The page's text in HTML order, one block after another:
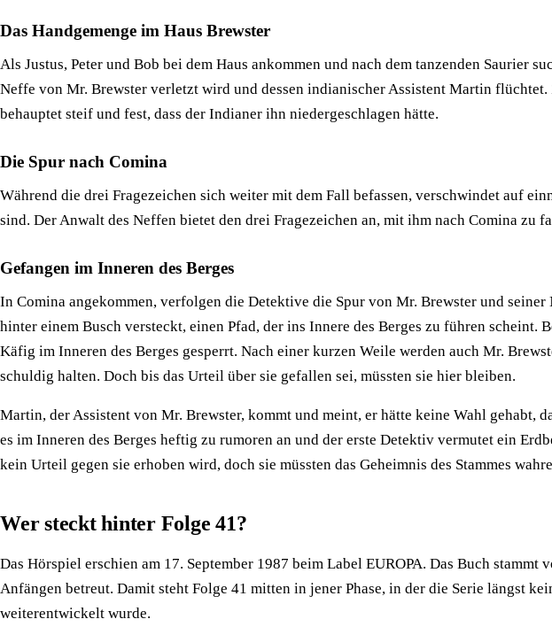
Das Handgemenge im Haus Brewster
Als Justus, Peter und Bob bei dem Haus ankommen und nach dem tanzenden Saurier
Neffe von Mr. Brewster verletzt wird und dessen indianischer Assistent Martin
behauptet steif und fest, dass der Indianer ihn niedergeschlagen hätte.
Die Spur nach Comina
Während die drei Fragezeichen sich weiter mit dem Fall befassen, verschwindet auf
sind. Der Anwalt des Neffen bietet den drei Fragezeichen an, mit ihm nach Comina zu
Gefangen im Inneren des Berges
In Comina angekommen, verfolgen die Detektive die Spur von Mr. Brewster und
hinter einem Busch versteckt, einen Pfad, der ins Innere des Berges zu führen
Käfig im Inneren des Berges gesperrt. Nach einer kurzen Weile werden auch Mr.
schuldig halten. Doch bis das Urteil über sie gefallen sei, müssten sie hier bleiben.
Martin, der Assistent von Mr. Brewster, kommt und meint, er hätte keine Wahl gehabt,
es im Inneren des Berges heftig zu rumoren an und der erste Detektiv vermutet ein
kein Urteil gegen sie erhoben wird, doch sie müssten das Geheimnis des Stammes
Wer steckt hinter Folge 41?
Das Hörspiel erschien am 17. September 1987 beim Label EUROPA. Das Buch
Anfängen betreut. Damit steht Folge 41 mitten in jener Phase, in der die Serie längst
weiterentwickelt wurde.